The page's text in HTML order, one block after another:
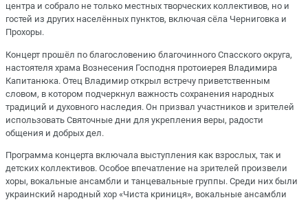
центра и собрало не только местных творческих коллективов, но и
гостей из других населённых пунктов, включая сёла Черниговка и
Прохоры.
Концерт прошёл по благословению благочинного Спасского округа,
настоятеля храма Вознесения Господня протоиерея Владимира
Капитанюка. Отец Владимир открыл встречу приветственным
словом, в котором подчеркнул важность сохранения народных
традиций и духовного наследия. Он призвал участников и зрителей
использовать Святочные дни для укрепления веры, радости
общения и добрых дел.
Программа концерта включала выступления как взрослых, так и
детских коллективов. Особое впечатление на зрителей произвели
хоры, вокальные ансамбли и танцевальные группы. Среди них были
украинский народный хор «Чиста криниця», вокальные ансамбли